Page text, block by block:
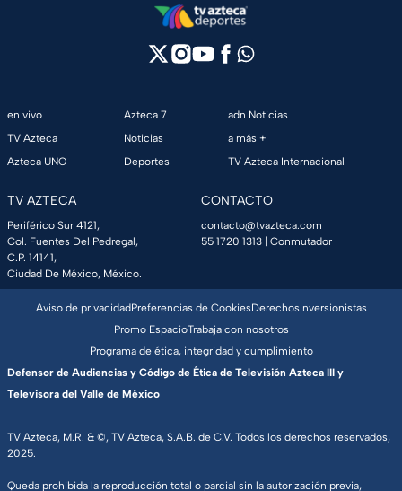
en vivo
TV Azteca
Azteca UNO
Azteca 7
Noticias
Deportes
adn Noticias
a más +
TV Azteca Internacional
TV AZTECA
Periférico Sur 4121,
Col. Fuentes Del Pedregal,
C.P. 14141,
Ciudad De México, México.
CONTACTO
contacto@tvazteca.com
55 1720 1313 | Conmutador
TV Azteca, M.R. & ©, TV Azteca, S.A.B. de C.V. Todos los derechos reservados,
2025.
Queda prohibida la reproducción total o parcial sin la autorización previa,
Aviso de privacidadPreferencias de CookiesDerechosInversionistas
Promo EspacioTrabaja con nosotros
Programa de ética, integridad y cumplimiento
Defensor de Audiencias y Código de Ética de Televisión Azteca III y
Televisora del Valle de México